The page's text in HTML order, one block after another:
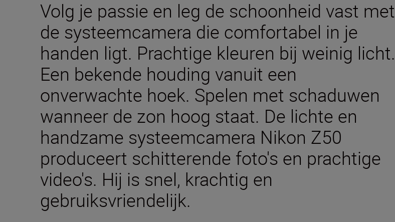
Volg je passie en leg de schoonheid vast met
de systeemcamera die comfortabel in je
handen ligt. Prachtige kleuren bij weinig licht.
Een bekende houding vanuit een
onverwachte hoek. Spelen met schaduwen
wanneer de zon hoog staat. De lichte en
handzame systeemcamera Nikon Z50
produceert schitterende foto's en prachtige
video's. Hij is snel, krachtig en
gebruiksvriendelijk.